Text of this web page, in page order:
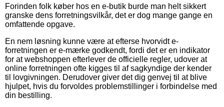
Forinden folk køber hos en e-butik burde man helt sikkert
granske dens forretningsvilkår, det er dog mange gange en
omfattende opgave.
En nem løsning kunne være at efterse hvorvidt e-
forretningen er e-mærke godkendt, fordi det er en indikator
for at webshoppen efterlever de officielle regler, udover at
online forretningen ofte kigges til af sagkyndige der kender
til lovgivningen. Derudover giver det dig genvej til at blive
hjulpet, hvis du forvoldes problemstillinger i forbindelse med
din bestilling.